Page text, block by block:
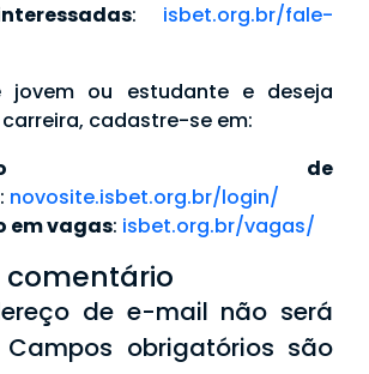
: isbet.org.br/fale-
jovem ou estudante e deseja
cadastre-se em:
de
: novosite.isbet.org.br/login/
em vagas: isbet.org.br/vagas/
comentário
de e-mail não será
Campos obrigatórios são